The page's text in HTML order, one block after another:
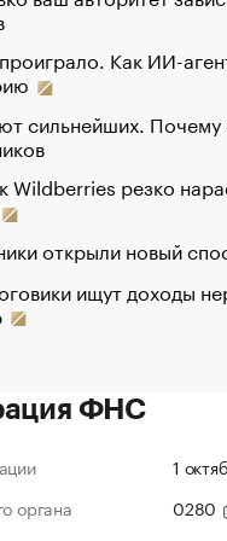
Как ИИ-
сильнейших. Почему
Wildberries резко
открыли новый
ищут доходы
ФНС
1
органа
0280